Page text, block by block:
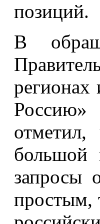
позиций.
В
большой
запросы
простым,